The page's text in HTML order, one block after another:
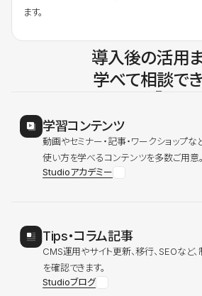
ます。
導入後の活用ま
学べて相談でき
学習コンテンツ
動画やセミナー・記事・ワークショップなど
使い方を学べるコンテンツを多数ご用意。
Studioアカデミー
Tips・コラム記事
CMS運用やサイト更新、移行、SEOなど
を確認できます。
Studioブログ